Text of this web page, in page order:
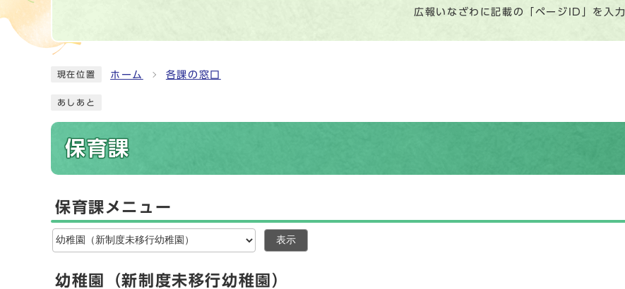
広報いなざわに記載の「ページID」を入力
現在位置 ホーム 各課の窓口
あしあと
保育課
保育課メニュー
表示
幼稚園（新制度未移行幼稚園）